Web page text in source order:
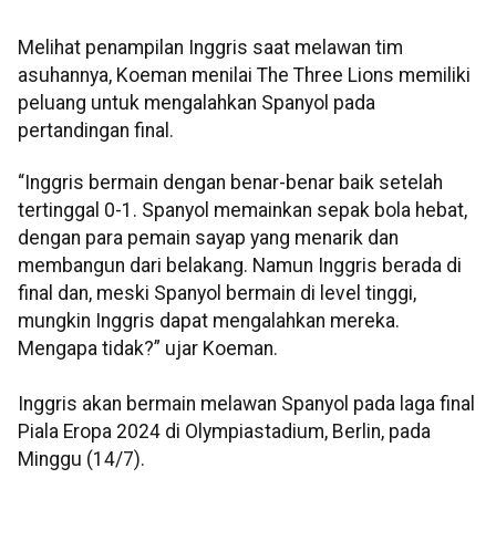
Melihat penampilan Inggris saat melawan tim
asuhannya, Koeman menilai The Three Lions memiliki
peluang untuk mengalahkan Spanyol pada
pertandingan final.
“Inggris bermain dengan benar-benar baik setelah
tertinggal 0-1. Spanyol memainkan sepak bola hebat,
dengan para pemain sayap yang menarik dan
membangun dari belakang. Namun Inggris berada di
final dan, meski Spanyol bermain di level tinggi,
mungkin Inggris dapat mengalahkan mereka.
Mengapa tidak?” ujar Koeman.
Inggris akan bermain melawan Spanyol pada laga final
Piala Eropa 2024 di Olympiastadium, Berlin, pada
Minggu (14/7).